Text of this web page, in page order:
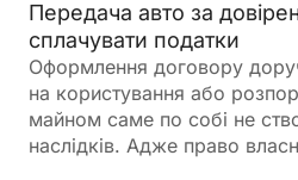
Передача авто за
сплачувати податки
Оформлення договору
на користування або
майном саме по собі не
наслідків. Адже право